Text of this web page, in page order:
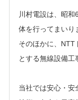
川村電設は、昭
体を行ってまいり
そのほかに、NTT
とする無線設備工
当社では安心・安